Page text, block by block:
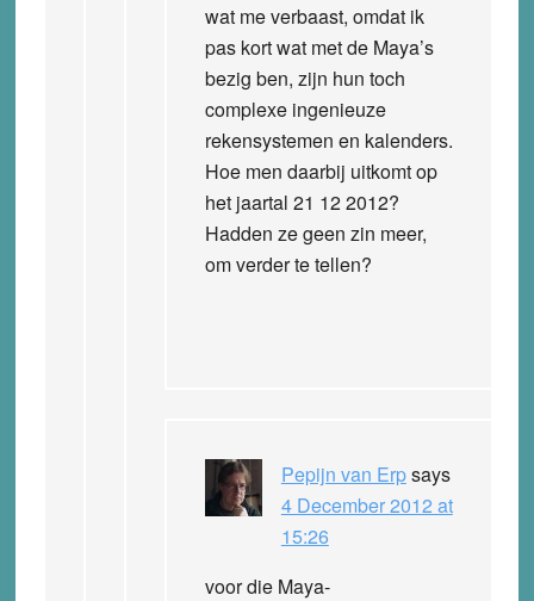
wat me verbaast, omdat ik
pas kort wat met de Maya’s
bezig ben, zijn hun toch
complexe ingenieuze
rekensystemen en kalenders.
Hoe men daarbij uitkomt op
het jaartal 21 12 2012?
Hadden ze geen zin meer,
om verder te tellen?
Pepijn van Erpsays
4 December 2012 at
15:26
voor die Maya-